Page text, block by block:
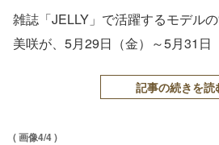
雑誌「JELLY」で活躍するモデル
美咲が、5月29日（金）～5月31日
記事の続きを読
( 画像4/4 )